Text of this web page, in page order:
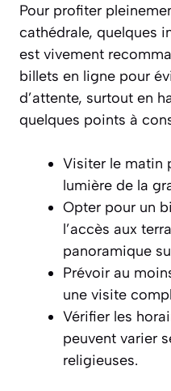
Pour profiter
cathédrale, quelques
est vivement
billets en ligne pour
d’attente, surtout en
quelques points à
Visiter le matin
lumière de la
Opter pour un
l’accès aux
panoramique
Prévoir au
une visite
Vérifier les
peuvent varier
religieuses.